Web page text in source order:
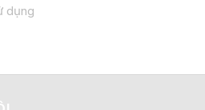
dụng